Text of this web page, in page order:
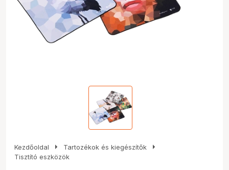
Kezdőoldal arrow_right Tartozékok és kiegészítők arrow_right
Tisztító eszközök